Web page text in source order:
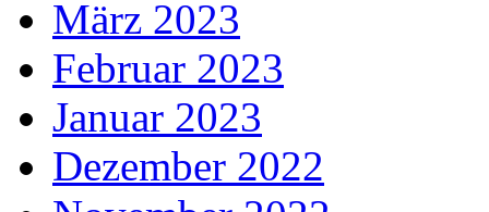
März 2023
Februar 2023
Januar 2023
Dezember 2022